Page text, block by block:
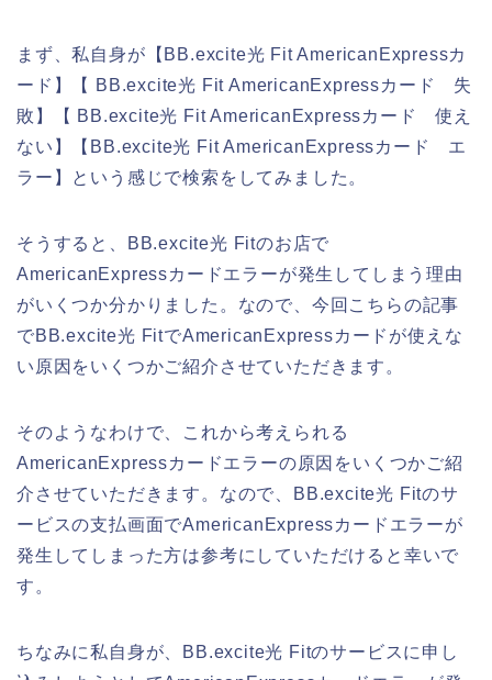
まず、私自身が【BB.excite光 Fit AmericanExpressカ
ード】【 BB.excite光 Fit AmericanExpressカード 失
敗】【 BB.excite光 Fit AmericanExpressカード 使え
ない】【BB.excite光 Fit AmericanExpressカード エ
ラー】という感じで検索をしてみました。
そうすると、BB.excite光 Fitのお店で
AmericanExpressカードエラーが発生してしまう理由
がいくつか分かりました。なので、今回こちらの記事
でBB.excite光 FitでAmericanExpressカードが使えな
い原因をいくつかご紹介させていただきます。
そのようなわけで、これから考えられる
AmericanExpressカードエラーの原因をいくつかご紹
介させていただきます。なので、BB.excite光 Fitのサ
ービスの支払画面でAmericanExpressカードエラーが
発生してしまった方は参考にしていただけると幸いで
す。
ちなみに私自身が、BB.excite光 Fitのサービスに申し